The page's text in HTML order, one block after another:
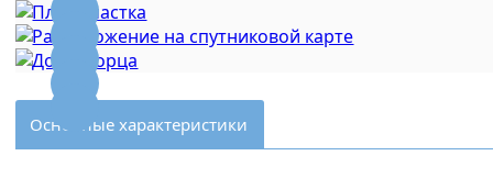
Основные характеристики